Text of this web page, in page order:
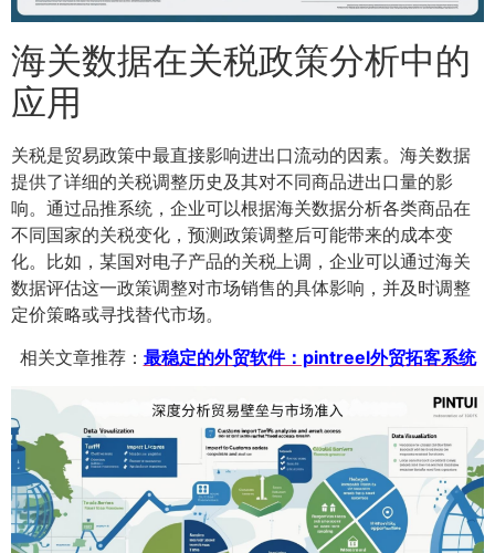
海关数据在关税政策分析中的
应用
关税是贸易政策中最直接影响进出口流动的因素。海关数据
提供了详细的关税调整历史及其对不同商品进出口量的影
响。通过品推系统，企业可以根据海关数据分析各类商品在
不同国家的关税变化，预测政策调整后可能带来的成本变
化。比如，某国对电子产品的关税上调，企业可以通过海关
数据评估这一政策调整对市场销售的具体影响，并及时调整
定价策略或寻找替代市场。
相关文章推荐： 最稳定的外贸软件：pintreel外贸拓客系统